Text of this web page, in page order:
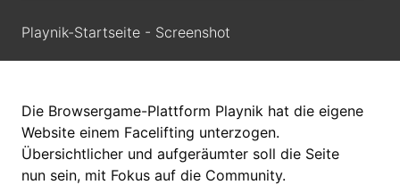
Playnik-Startseite - Screenshot
Die Browsergame-Plattform Playnik hat die eigene
Website einem Facelifting unterzogen.
Übersichtlicher und aufgeräumter soll die Seite
nun sein, mit Fokus auf die Community.